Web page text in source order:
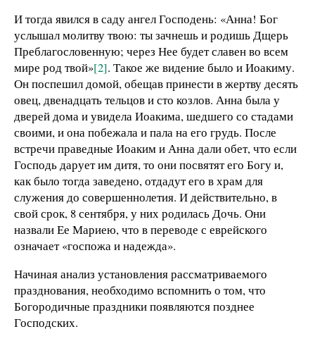
И тогда явился в саду ангел Господень: «Анна! Бог
услышал молитву твою: ты зачнешь и родишь Дщерь
Преблагословенную; через Нее будет славен во всем
мире род твой»[2]. Такое же видение было и Иоакиму.
Он поспешил домой, обещав принести в жертву десять
овец, двенадцать тельцов и сто козлов. Анна была у
дверей дома и увидела Иоакима, шедшего со стадами
своими, и она побежала и пала на его грудь. После
встречи праведные Иоаким и Анна дали обет, что если
Господь дарует им дитя, то они посвятят его Богу и,
как было тогда заведено, отдадут его в храм для
служения до совершеннолетия. И действительно, в
свой срок, 8 сентября, у них родилась Дочь. Они
назвали Ее Мариею, что в переводе с еврейского
означает «госпожа и надежда».
Начиная анализ установления рассматриваемого
празднования, необходимо вспомнить о том, что
Богородичные праздники появляются позднее
Господских.